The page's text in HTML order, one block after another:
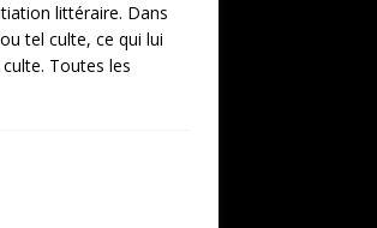
littéraire. Dans
tel culte, ce qui lui
Toutes les